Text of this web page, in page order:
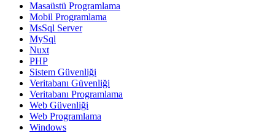
Masaüstü Programlama
Mobil Programlama
MsSql Server
MySql
Nuxt
PHP
Sistem Güvenliği
Veritabanı Güvenliği
Veritabanı Programlama
Web Güvenliği
Web Programlama
Windows